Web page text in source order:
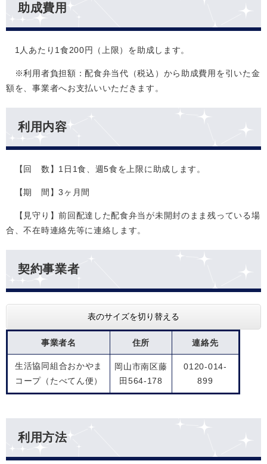
助成費用
1人あたり1食200円（上限）を助成します。
※利用者負担額：配食弁当代（税込）から助成費用を引いた金
額を、事業者へお支払いいただきます。
利用内容
【回 数】1日1食、週5食を上限に助成します。
【期 間】3ヶ月間
【見守り】前回配達した配食弁当が未開封のまま残っている場
合、不在時連絡先等に連絡します。
契約事業者
表のサイズを切り替える
事業者名 住所 連絡先
生活協同組合おかやま
コープ（たべてん便）
岡山市南区藤
田564-178
0120-014-
899
利用方法